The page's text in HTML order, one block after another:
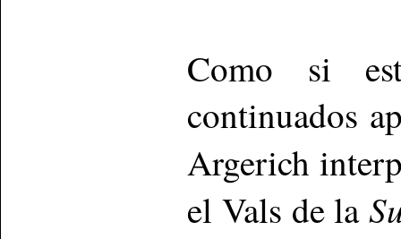
Como si
continuados
Argerich
el Vals de la